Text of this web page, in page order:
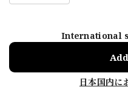
International
日本国内に